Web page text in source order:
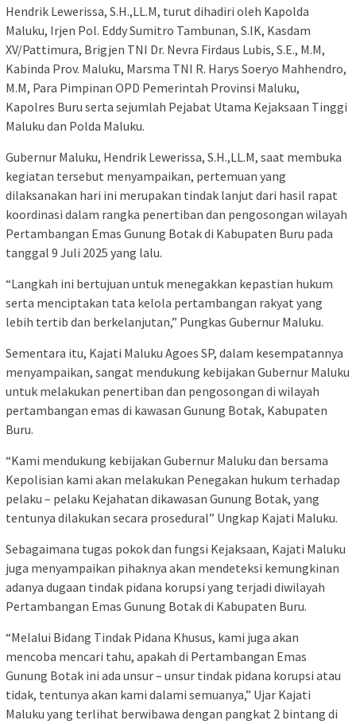
Hendrik Lewerissa, S.H.,LL.M, turut dihadiri oleh Kapolda
Maluku, Irjen Pol. Eddy Sumitro Tambunan, S.IK, Kasdam
XV/Pattimura, Brigjen TNI Dr. Nevra Firdaus Lubis, S.E., M.M,
Kabinda Prov. Maluku, Marsma TNI R. Harys Soeryo Mahhendro,
M.M, Para Pimpinan OPD Pemerintah Provinsi Maluku,
Kapolres Buru serta sejumlah Pejabat Utama Kejaksaan Tinggi
Maluku dan Polda Maluku.
Gubernur Maluku, Hendrik Lewerissa, S.H.,LL.M, saat membuka
kegiatan tersebut menyampaikan, pertemuan yang
dilaksanakan hari ini merupakan tindak lanjut dari hasil rapat
koordinasi dalam rangka penertiban dan pengosongan wilayah
Pertambangan Emas Gunung Botak di Kabupaten Buru pada
tanggal 9 Juli 2025 yang lalu.
“Langkah ini bertujuan untuk menegakkan kepastian hukum
serta menciptakan tata kelola pertambangan rakyat yang
lebih tertib dan berkelanjutan,” Pungkas Gubernur Maluku.
Sementara itu, Kajati Maluku Agoes SP, dalam kesempatannya
menyampaikan, sangat mendukung kebijakan Gubernur Maluku
untuk melakukan penertiban dan pengosongan di wilayah
pertambangan emas di kawasan Gunung Botak, Kabupaten
Buru.
“Kami mendukung kebijakan Gubernur Maluku dan bersama
Kepolisian kami akan melakukan Penegakan hukum terhadap
pelaku – pelaku Kejahatan dikawasan Gunung Botak, yang
tentunya dilakukan secara prosedural” Ungkap Kajati Maluku.
Sebagaimana tugas pokok dan fungsi Kejaksaan, Kajati Maluku
juga menyampaikan pihaknya akan mendeteksi kemungkinan
adanya dugaan tindak pidana korupsi yang terjadi diwilayah
Pertambangan Emas Gunung Botak di Kabupaten Buru.
“Melalui Bidang Tindak Pidana Khusus, kami juga akan
mencoba mencari tahu, apakah di Pertambangan Emas
Gunung Botak ini ada unsur – unsur tindak pidana korupsi atau
tidak, tentunya akan kami dalami semuanya,” Ujar Kajati
Maluku yang terlihat berwibawa dengan pangkat 2 bintang di